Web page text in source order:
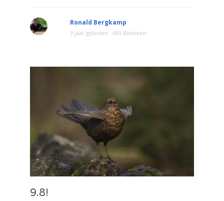
Ronald Bergkamp
3 jaar geleden 699 Bekeken
9.8!